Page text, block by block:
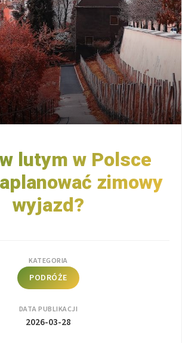
lutym w Polsce
zimowy
wyjazd?
KATEGORIA
PODRÓŻE
DATA PUBLIKACJI
2026-03-28